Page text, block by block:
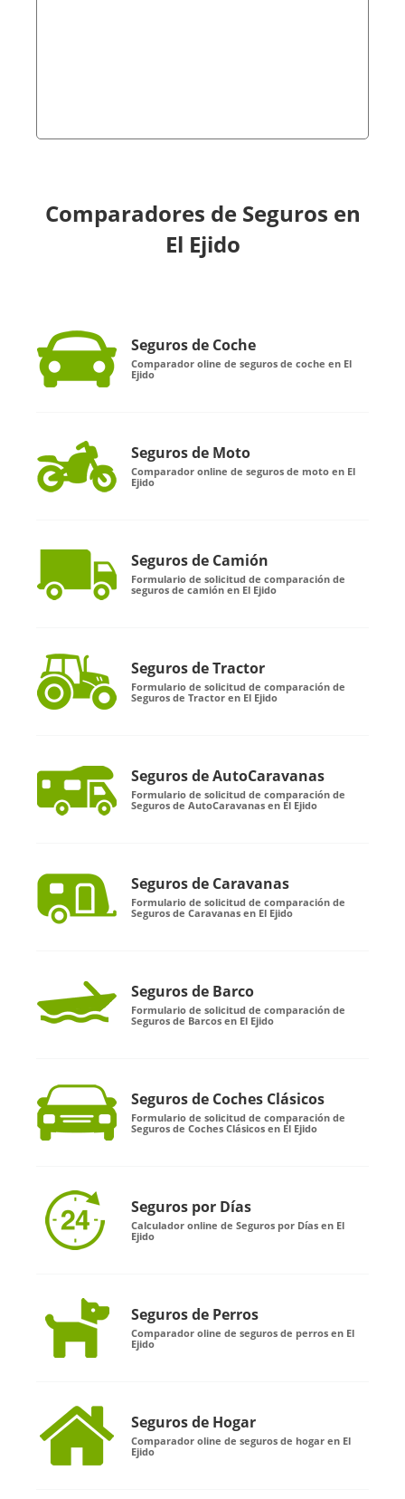
Comparadores de Seguros en
El Ejido
Seguros de Coche
Comparador oline de seguros de coche en El
Ejido
Seguros de Moto
Comparador online de seguros de moto en El
Ejido
Seguros de Camión
Formulario de solicitud de comparación de
seguros de camión en El Ejido
Seguros de Tractor
Formulario de solicitud de comparación de
Seguros de Tractor en El Ejido
Seguros de AutoCaravanas
Formulario de solicitud de comparación de
Seguros de AutoCaravanas en El Ejido
Seguros de Caravanas
Formulario de solicitud de comparación de
Seguros de Caravanas en El Ejido
Seguros de Barco
Formulario de solicitud de comparación de
Seguros de Barcos en El Ejido
Seguros de Coches Clásicos
Formulario de solicitud de comparación de
Seguros de Coches Clásicos en El Ejido
Seguros por Días
Calculador online de Seguros por Días en El
Ejido
Seguros de Perros
Comparador oline de seguros de perros en El
Ejido
Seguros de Hogar
Comparador oline de seguros de hogar en El
Ejido